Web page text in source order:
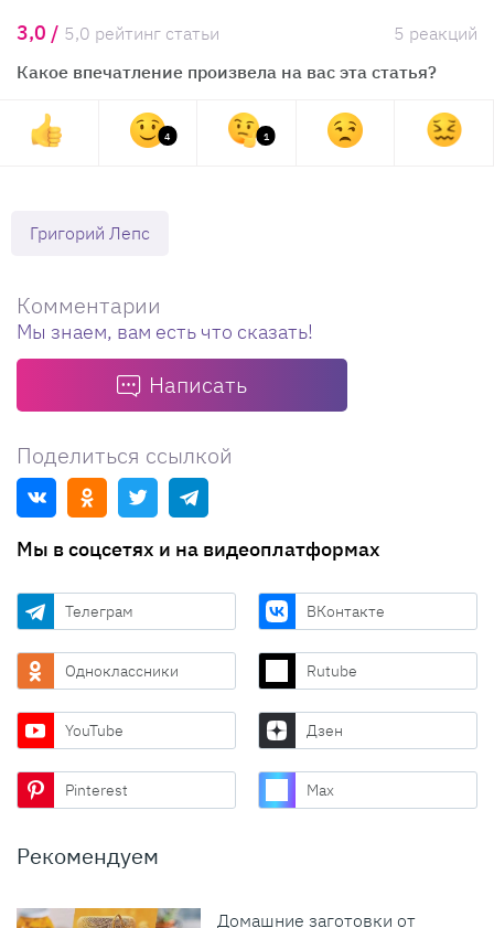
3,0 / 5,0 рейтинг статьи
5 реакций
Какое впечатление произвела на вас эта статья?
4 1
Григорий Лепс
Комментарии
Мы знаем, вам есть что сказать!
Написать
Поделиться ссылкой
Мы в соцсетях и на видеоплатформах
Телеграм ВКонтакте
Одноклассники Rutube
YouTube Дзен
Pinterest Max
Рекомендуем
Домашние заготовки от